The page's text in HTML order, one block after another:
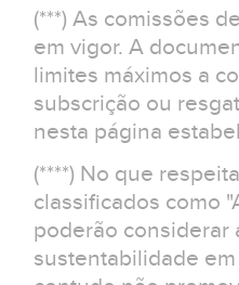
(***) As comissões
em vigor. A
limites máximos a
subscrição ou
nesta página
(****) No que
classificados como
poderão considerar
sustentabilidade